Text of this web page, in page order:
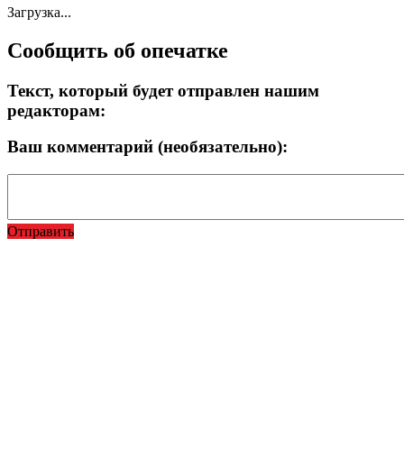
Загрузка...
Сообщить об опечатке
Текст, который будет отправлен нашим
редакторам:
Ваш комментарий (необязательно):
Отправить